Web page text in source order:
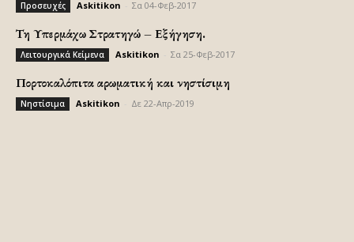
Προσευχές Askitikon Σα 04-Φεβ-2017
Τη Υπερμάχω Στρατηγώ – Εξήγηση.
Λειτουργικά Κείμενα Askitikon Σα 25-Φεβ-2017
Πορτοκαλόπιτα αρωματική και νηστίσιμη
Νηστίσιμα Askitikon Δε 22-Απρ-2019